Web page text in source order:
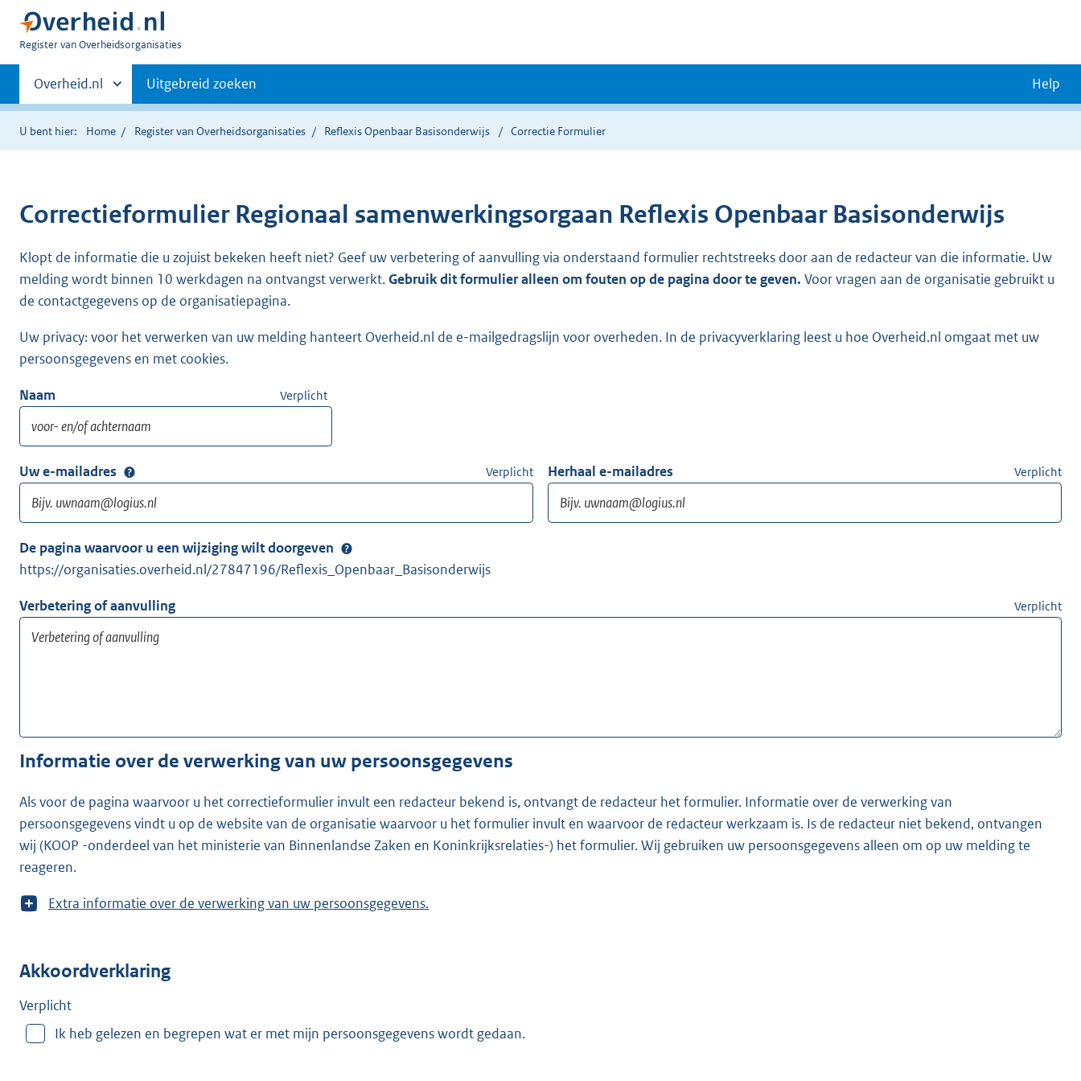
U
Register van Overheidsorganisaties
Primaire
navigatie
Andere
sites
binnen
Overheid.nl Uitgebreid zoeken Help
U bent hier: Home Register van Overheidsorganisaties Reflexis Openbaar Basisonderwijs Correctie Formulier
Correctieformulier Regionaal samenwerkingsorgaan Reflexis Openbaar Basisonderwijs
Klopt de informatie die u zojuist bekeken heeft niet? Geef uw verbetering of aanvulling via onderstaand formulier rechtstreeks door aan de redacteur van die informatie. Uw
melding wordt binnen 10 werkdagen na ontvangst verwerkt.Gebruik dit formulier alleen om fouten op de pagina door te geven. Voor vragen aan de organisatie gebruikt u
de contactgegevens op de organisatiepagina.
Uw privacy: voor het verwerken van uw melding hanteert Overheid.nl de e-mailgedragslijn voor overheden. In de privacyverklaring leest u hoe Overheid.nl omgaat met uw
persoonsgegevens en met cookies.
Naam Verplicht
Uw e-mailadres Verplicht Herhaal e-mailadres Verplicht
De pagina waarvoor u een wijziging wilt doorgeven
https://organisaties.overheid.nl/27847196/Reflexis_Openbaar_Basisonderwijs
Verbetering of aanvulling Verplicht
Informatie over de verwerking van uw persoonsgegevens
Als voor de pagina waarvoor u het correctieformulier invult een redacteur bekend is, ontvangt de redacteur het formulier. Informatie over de verwerking van
persoonsgegevens vindt u op de website van de organisatie waarvoor u het formulier invult en waarvoor de redacteur werkzaam is. Is de redacteur niet bekend, ontvangen
wij (KOOP -onderdeel van het ministerie van Binnenlandse Zaken en Koninkrijksrelaties-) het formulier. Wij gebruiken uw persoonsgegevens alleen om op uw melding te
reageren.
T
m
e
Extra informatie over de verwerking van uw persoonsgegevens.
Akkoordverklaring
Verplicht
Ik heb gelezen en begrepen wat er met mijn persoonsgegevens wordt gedaan.